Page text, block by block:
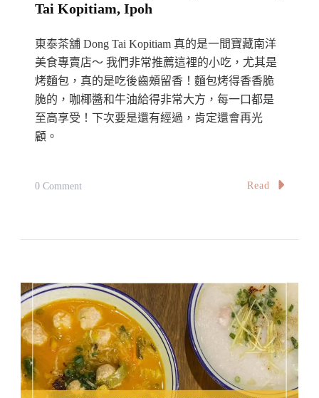
Tai Kopitiam, Ipoh
東泰茶舖 Dong Tai Kopitiam 真的是一間寶藏南洋
美食專賣店～ 我們非常推薦這裡的小吃，尤其是
烤麵包，真的是吃後齒頰留香！麵包烤得香香脆
脆的，咖椰醬和牛油給得非常大方，每一口都是
至高享受！下次要是還有經過，肯定還會再光
顧。
0 CommentOn
茶
舖：
憑
著
南
洋
Read